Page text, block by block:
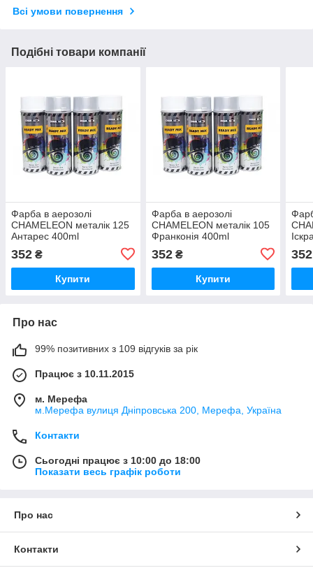
Всі умови повернення
Подібні товари компанії
Фарба в аерозолі
CHAMELEON металік 125
Антарес 400ml
352 ₴
Купити
Фарба в аерозолі
CHAMELEON металік 105
Франконія 400ml
352₴
Купити
352
Про нас
99% позитивних з 109 відгуків за рік
Працює з 10.11.2015
м. Мерефа
м.Мерефа вулиця Дніпровська 200, Мерефа, Україна
Контакти
Сьогодні працює з 10:00 до 18:00
Показати весь графік роботи
Про нас
Контакти